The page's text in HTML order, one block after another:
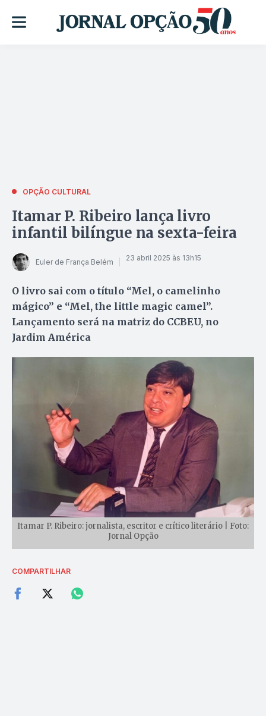
OPÇÃO CULTURAL
Itamar P. Ribeiro lança livro
infantil bilíngue na sexta-feira
Euler de França Belém 23 abril 2025 às 13h15
O livro sai com o título “Mel, o camelinho
mágico” e “Mel, the little magic camel”.
Lançamento será na matriz do CCBEU, no
Jardim América
Itamar P. Ribeiro: jornalista, escritor e crítico literário | Foto:
Jornal Opção
COMPARTILHAR